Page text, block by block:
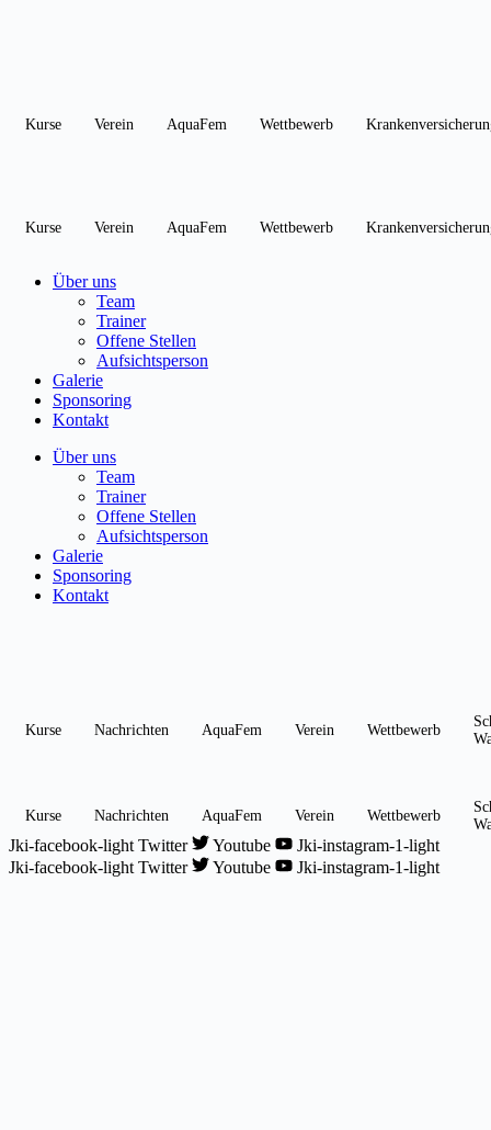
Kurse Verein AquaFem Wettbewerb
Kurse Verein AquaFem Wettbewerb
Über uns
Team
Trainer
Offene Stellen
Aufsichtsperson
Galerie
Sponsoring
Kontakt
Über uns
Team
Trainer
Offene Stellen
Aufsichtsperson
Galerie
Sponsoring
Kontakt
Kurse Nachrichten AquaFem Verein Wettbewerb
Kurse Nachrichten AquaFem Verein Wettbewerb
Jki-facebook-light Twitter Youtube
Jki-instagram-1-light
Jki-facebook-light Twitter Youtube Jki-instagram-1-light